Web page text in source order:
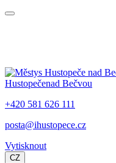
Hustopečenad Bečvou
+420 581 626 111
posta@ihustopece.cz
Vytisknout
CZ